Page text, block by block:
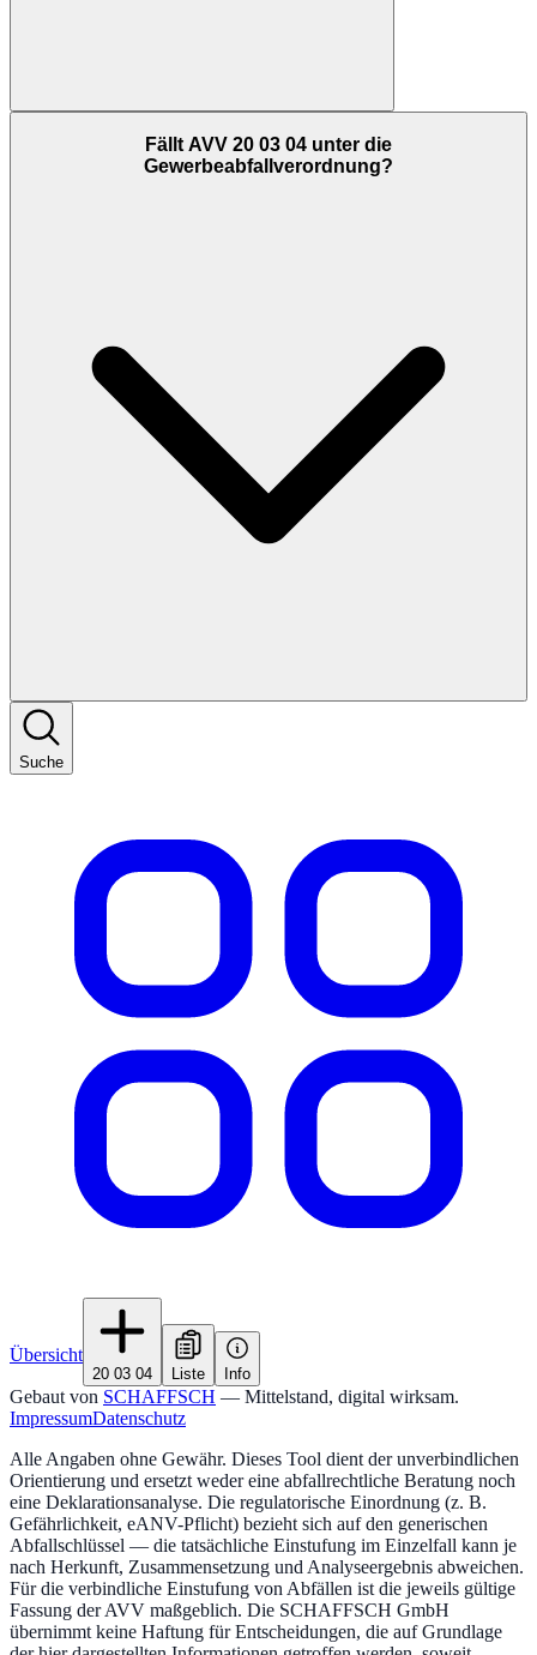
Fällt AVV 20 03 04 unter die
Gewerbeabfallverordnung?
Suche
Übersicht
20 03 04 Liste Info
Gebaut von SCHAFFSCH — Mittelstand, digital wirksam.
ImpressumDatenschutz
Alle Angaben ohne Gewähr. Dieses Tool dient der unverbindlichen
Orientierung und ersetzt weder eine abfallrechtliche Beratung noch
eine Deklarationsanalyse. Die regulatorische Einordnung (z. B.
Gefährlichkeit, eANV-Pflicht) bezieht sich auf den generischen
Abfallschlüssel — die tatsächliche Einstufung im Einzelfall kann je
nach Herkunft, Zusammensetzung und Analyseergebnis abweichen.
Für die verbindliche Einstufung von Abfällen ist die jeweils gültige
Fassung der AVV maßgeblich. Die SCHAFFSCH GmbH
übernimmt keine Haftung für Entscheidungen, die auf Grundlage